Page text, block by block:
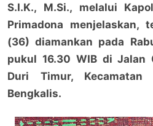
S.I.K., M.Si., melalui
Primadona menjelaskan,
(36) diamankan pada
pukul 16.30 WIB di Jalan
Duri Timur, Kecamatan
Bengkalis.